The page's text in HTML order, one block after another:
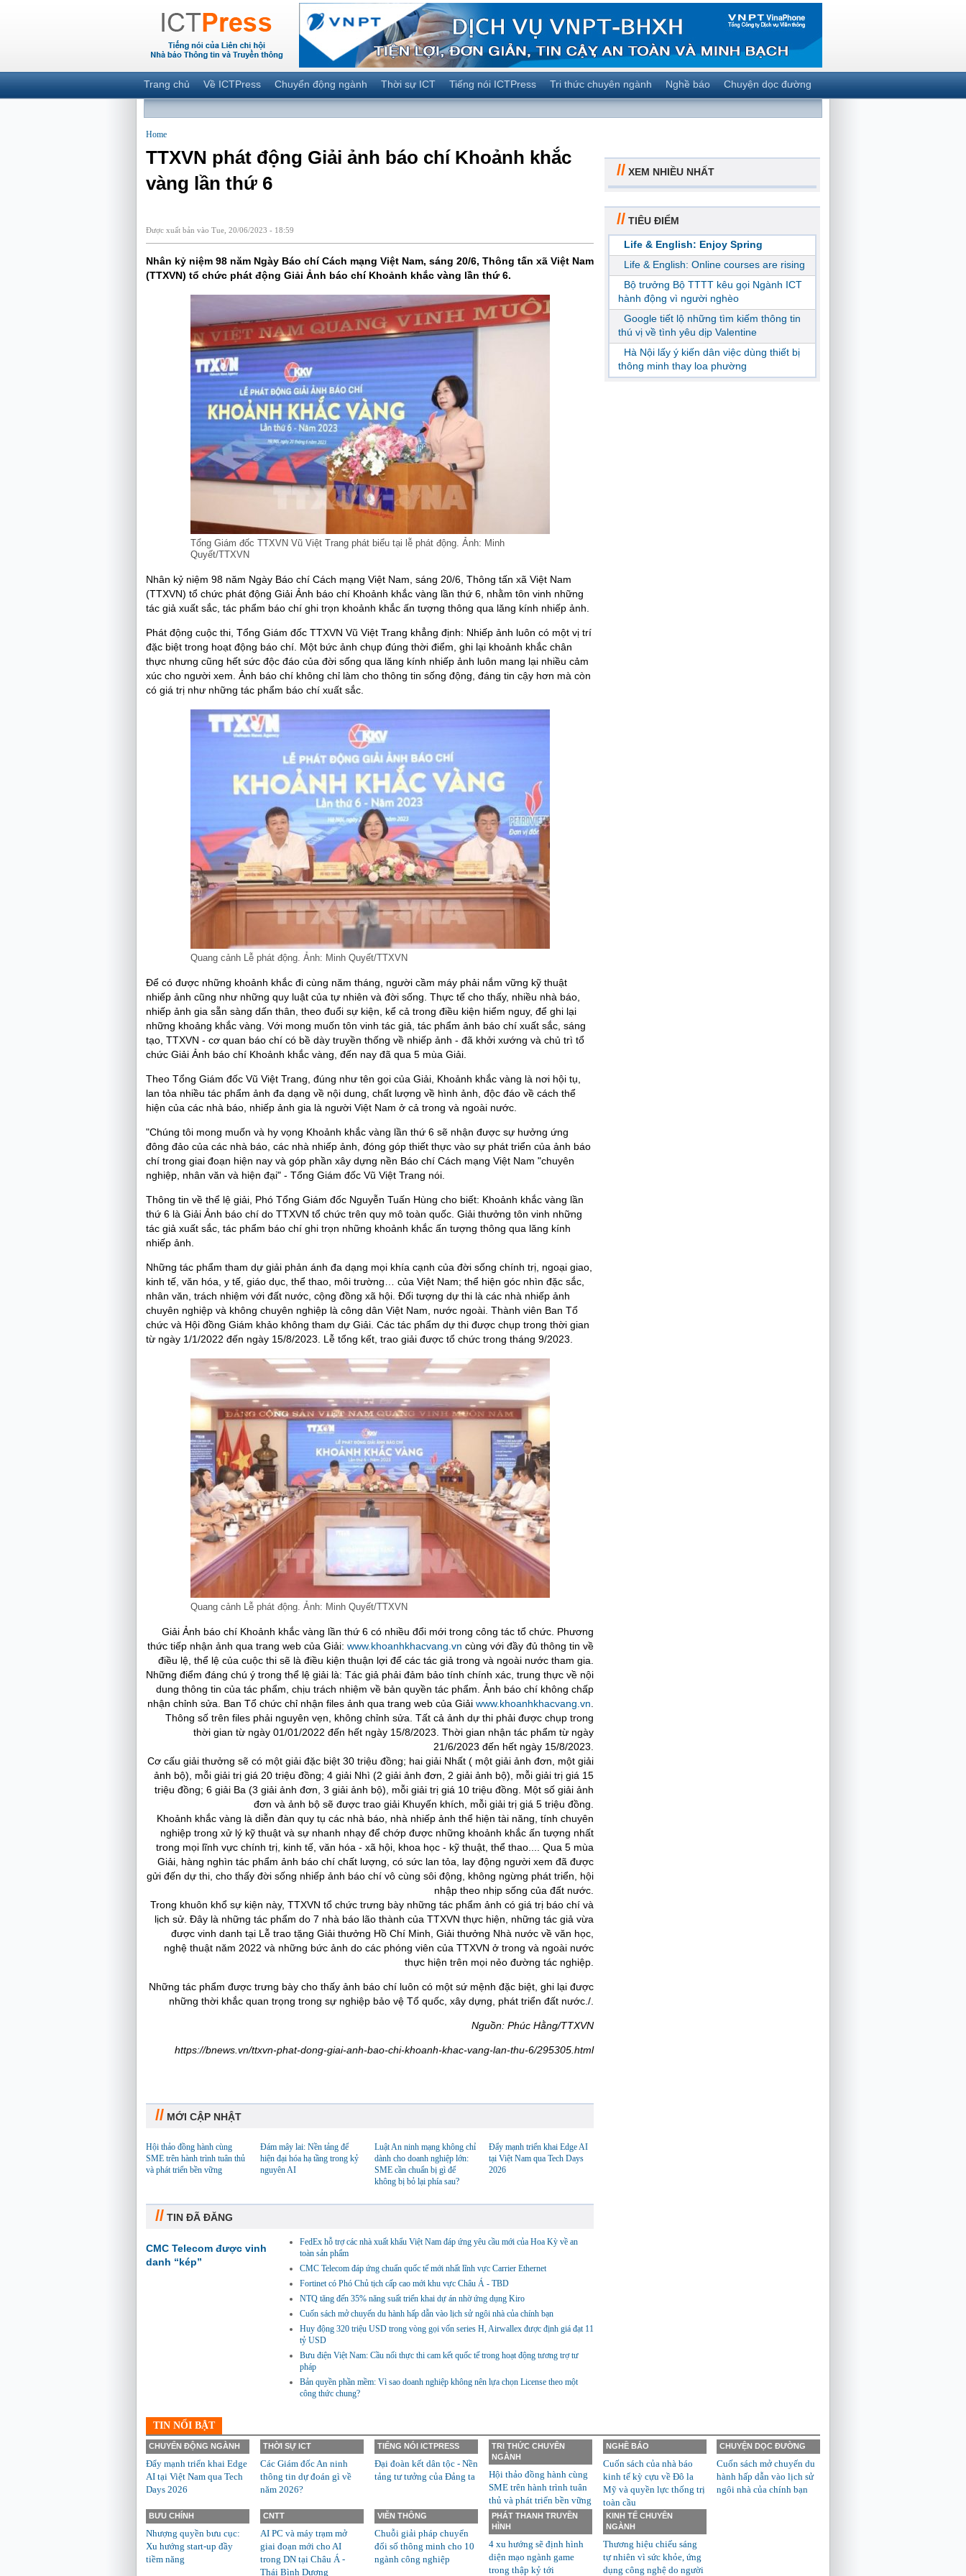
Trang chủ Về ICTPress Chuyển động ngành Thời sự ICT Tiếng nói ICTPress Tri thức chuyên ngành Nghề báo Chuyện dọc đường
Home
TTXVN phát động Giải ảnh báo chí Khoảnh khắc
vàng lần thứ 6
Được xuất bản vào Tue, 20/06/2023 - 18:59
Nhân kỷ niệm 98 năm Ngày Báo chí Cách mạng Việt Nam, sáng 20/6, Thông tấn xã Việt Nam
(TTXVN) tổ chức phát động Giải Ảnh báo chí Khoảnh khắc vàng lần thứ 6.
Tổng Giám đốc TTXVN Vũ Việt Trang phát biểu tại lễ phát động. Ảnh: Minh
Quyết/TTXVN
Nhân kỷ niệm 98 năm Ngày Báo chí Cách mạng Việt Nam, sáng 20/6, Thông tấn xã Việt Nam
(TTXVN) tổ chức phát động Giải Ảnh báo chí Khoảnh khắc vàng lần thứ 6, nhằm tôn vinh những
tác giả xuất sắc, tác phẩm báo chí ghi trọn khoảnh khắc ấn tượng thông qua lăng kính nhiếp ảnh.
Phát động cuộc thi, Tổng Giám đốc TTXVN Vũ Việt Trang khẳng định: Nhiếp ảnh luôn có một vị trí
đặc biệt trong hoạt động báo chí. Một bức ảnh chụp đúng thời điểm, ghi lại khoảnh khắc chân
thực nhưng cũng hết sức độc đáo của đời sống qua lăng kính nhiếp ảnh luôn mang lại nhiều cảm
xúc cho người xem. Ảnh báo chí không chỉ làm cho thông tin sống động, đáng tin cậy hơn mà còn
có giá trị như những tác phẩm báo chí xuất sắc.
Quang cảnh Lễ phát động. Ảnh: Minh Quyết/TTXVN
Để có được những khoảnh khắc đi cùng năm tháng, người cầm máy phải nắm vững kỹ thuật
nhiếp ảnh cũng như những quy luật của tự nhiên và đời sống. Thực tế cho thấy, nhiều nhà báo,
nhiếp ảnh gia sẵn sàng dấn thân, theo đuổi sự kiện, kể cả trong điều kiện hiểm nguy, để ghi lại
những khoảng khắc vàng. Với mong muốn tôn vinh tác giả, tác phẩm ảnh báo chí xuất sắc, sáng
tạo, TTXVN - cơ quan báo chí có bề dày truyền thống về nhiếp ảnh - đã khởi xướng và chủ trì tổ
chức Giải Ảnh báo chí Khoảnh khắc vàng, đến nay đã qua 5 mùa Giải.
Theo Tổng Giám đốc Vũ Việt Trang, đúng như tên gọi của Giải, Khoảnh khắc vàng là nơi hội tụ,
lan tỏa nhiều tác phẩm ảnh đa dạng về nội dung, chất lượng về hình ảnh, độc đáo về cách thể
hiện của các nhà báo, nhiếp ảnh gia là người Việt Nam ở cả trong và ngoài nước.
"Chúng tôi mong muốn và hy vọng Khoảnh khắc vàng lần thứ 6 sẽ nhận được sự hưởng ứng
đông đảo của các nhà báo, các nhà nhiếp ảnh, đóng góp thiết thực vào sự phát triển của ảnh báo
chí trong giai đoạn hiện nay và góp phần xây dựng nền Báo chí Cách mạng Việt Nam "chuyên
nghiệp, nhân văn và hiện đại" - Tổng Giám đốc Vũ Việt Trang nói.
Thông tin về thể lệ giải, Phó Tổng Giám đốc Nguyễn Tuấn Hùng cho biết: Khoảnh khắc vàng lần
thứ 6 là Giải Ảnh báo chí do TTXVN tổ chức trên quy mô toàn quốc. Giải thưởng tôn vinh những
tác giả xuất sắc, tác phẩm báo chí ghi trọn những khoảnh khắc ấn tượng thông qua lăng kính
nhiếp ảnh.
Những tác phẩm tham dự giải phản ánh đa dạng mọi khía cạnh của đời sống chính trị, ngoại giao,
kinh tế, văn hóa, y tế, giáo dục, thể thao, môi trường… của Việt Nam; thể hiện góc nhìn đặc sắc,
nhân văn, trách nhiệm với đất nước, cộng đồng xã hội. Đối tượng dự thi là các nhà nhiếp ảnh
chuyên nghiệp và không chuyên nghiệp là công dân Việt Nam, nước ngoài. Thành viên Ban Tổ
chức và Hội đồng Giám khảo không tham dự Giải. Các tác phẩm dự thi được chụp trong thời gian
từ ngày 1/1/2022 đến ngày 15/8/2023. Lễ tổng kết, trao giải được tổ chức trong tháng 9/2023.
Quang cảnh Lễ phát động. Ảnh: Minh Quyết/TTXVN
Giải Ảnh báo chí Khoảnh khắc vàng lần thứ 6 có nhiều đổi mới trong công tác tổ chức. Phương
thức tiếp nhận ảnh qua trang web của Giải: www.khoanhkhacvang.vn cùng với đầy đủ thông tin về
điều lệ, thể lệ của cuộc thi sẽ là điều kiện thuận lợi để các tác giả trong và ngoài nước tham gia.
Những điểm đáng chú ý trong thể lệ giải là: Tác giả phải đảm bảo tính chính xác, trung thực về nội
dung thông tin của tác phẩm, chịu trách nhiệm về bản quyền tác phẩm. Ảnh báo chí không chấp
nhận chỉnh sửa. Ban Tổ chức chỉ nhận files ảnh qua trang web của Giải www.khoanhkhacvang.vn
Thông số trên files phải nguyên vẹn, không chỉnh sửa. Tất cả ảnh dự thi phải được chụp trong
thời gian từ ngày 01/01/2022 đến hết ngày 15/8/2023. Thời gian nhận tác phẩm từ ngày
21/6/2023 đến hết ngày 15/8/2023.
Cơ cấu giải thưởng sẽ có một giải đặc biệt 30 triệu đồng; hai giải Nhất ( một giải ảnh đơn, một giải
ảnh bộ), mỗi giải trị giá 20 triệu đồng; 4 giải Nhì (2 giải ảnh đơn, 2 giải ảnh bộ), mỗi giải trị giá 15
triệu đồng; 6 giải Ba (3 giải ảnh đơn, 3 giải ảnh bộ), mỗi giải trị giá 10 triệu đồng. Một số giải ảnh
đơn và ảnh bộ sẽ được trao giải Khuyến khích, mỗi giải trị giá 5 triệu đồng.
Khoảnh khắc vàng là diễn đàn quy tụ các nhà báo, nhà nhiếp ảnh thể hiện tài năng, tính chuyên
nghiệp trong xử lý kỹ thuật và sự nhanh nhạy để chớp được những khoảnh khắc ấn tượng nhất
trong mọi lĩnh vực chính trị, kinh tế, văn hóa - xã hội, khoa học - kỹ thuật, thể thao.... Qua 5 mùa
Giải, hàng nghìn tác phẩm ảnh báo chí chất lượng, có sức lan tỏa, lay động người xem đã được
gửi đến dự thi, cho thấy đời sống nhiếp ảnh báo chí vô cùng sôi động, không ngừng phát triển, hội
nhập theo nhịp sống của đất nước.
Trong khuôn khổ sự kiện này, TTXVN tổ chức trưng bày những tác phẩm ảnh có giá trị báo chí và
lịch sử. Đây là những tác phẩm do 7 nhà báo lão thành của TTXVN thực hiện, những tác giả vừa
được vinh danh tại Lễ trao tặng Giải thưởng Hồ Chí Minh, Giải thưởng Nhà nước về văn học,
nghệ thuật năm 2022 và những bức ảnh do các phóng viên của TTXVN ở trong và ngoài nước
thực hiện trên mọi nẻo đường tác nghiệp.
Những tác phẩm được trưng bày cho thấy ảnh báo chí luôn có một sứ mệnh đặc biệt, ghi lại được
những thời khắc quan trọng trong sự nghiệp bảo vệ Tổ quốc, xây dựng, phát triển đất nước./.
Nguồn: Phúc Hằng/TTXVN
https://bnews.vn/ttxvn-phat-dong-giai-anh-bao-chi-khoanh-khac-vang-lan-thu-6/295305.html
// MỚI CẬP NHẬT
Hội thảo đồng hành cùng
SME trên hành trình tuân thủ
và phát triển bền vững
Đám mây lai: Nền tảng để
hiện đại hóa hạ tầng trong kỷ
nguyên AI
Luật An ninh mạng không chỉ
dành cho doanh nghiệp lớn:
SME cần chuẩn bị gì để
không bị bỏ lại phía sau?
Đẩy mạnh triển khai Edge AI
tại Việt Nam qua Tech Days
2026
// TIN ĐÃ ĐĂNG
CMC Telecom được vinh
danh “kép”
FedEx hỗ trợ các nhà xuất khẩu Việt Nam đáp ứng yêu cầu mới của Hoa Kỳ về an
toàn sản phẩm
CMC Telecom đáp ứng chuẩn quốc tế mới nhất lĩnh vực Carrier Ethernet
Fortinet có Phó Chủ tịch cấp cao mới khu vực Châu Á - TBD
NTQ tăng đến 35% năng suất triển khai dự án nhờ ứng dụng Kiro
Cuốn sách mở chuyến du hành hấp dẫn vào lịch sử ngôi nhà của chính bạn
Huy động 320 triệu USD trong vòng gọi vốn series H, Airwallex được định giá đạt 11
tỷ USD
Bưu điện Việt Nam: Cầu nối thực thi cam kết quốc tế trong hoạt động tương trợ tư
pháp
Bản quyền phần mềm: Vì sao doanh nghiệp không nên lựa chọn License theo một
công thức chung?
// XEM NHIỀU NHẤT
// TIÊU ĐIỂM
Life & English: Enjoy Spring
Life & English: Online courses are rising
Bộ trưởng Bộ TTTT kêu gọi Ngành ICT
hành động vì người nghèo
Google tiết lộ những tìm kiếm thông tin
thú vị về tình yêu dịp Valentine
Hà Nội lấy ý kiến dân việc dùng thiết bị
thông minh thay loa phường
TIN NỔI BẬT
CHUYỂN ĐỘNG NGÀNH
Đẩy mạnh triển khai Edge
AI tại Việt Nam qua Tech
Days 2026
THỜI SỰ ICT
Các Giám đốc An ninh
thông tin dự đoán gì về
năm 2026?
TIẾNG NÓI ICTPRESS
Đại đoàn kết dân tộc - Nền
tảng tư tưởng của Đảng ta
TRI THỨC CHUYÊN
NGÀNH
Hội thảo đồng hành cùng
SME trên hành trình tuân
thủ và phát triển bền vững
NGHỀ BÁO
Cuốn sách của nhà báo
kinh tế kỳ cựu về Đô la
Mỹ và quyền lực thống trị
toàn cầu
CHUYỆN DỌC ĐƯỜNG
Cuốn sách mở chuyến du
hành hấp dẫn vào lịch sử
ngôi nhà của chính bạn
BƯU CHÍNH
Nhượng quyền bưu cục:
Xu hướng start-up đầy
tiềm năng
CNTT
AI PC và máy trạm mở
giai đoạn mới cho AI
trong DN tại Châu Á -
Thái Bình Dương
VIỄN THÔNG
Chuỗi giải pháp chuyển
đổi số thông minh cho 10
ngành công nghiệp
PHÁT THANH TRUYỀN
HÌNH
4 xu hướng sẽ định hình
diện mạo ngành game
trong thập kỷ tới
KINH TẾ CHUYÊN
NGÀNH
Thương hiệu chiếu sáng
tự nhiên vì sức khỏe, ứng
dụng công nghệ do người